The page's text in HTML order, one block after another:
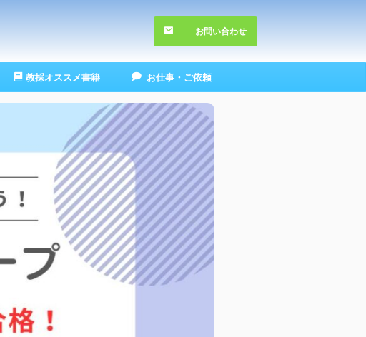
お問い合わせ
教採オススメ書籍 お仕事・ご依頼